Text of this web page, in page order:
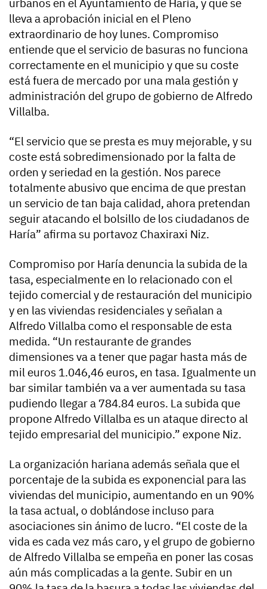
urbanos en el Ayuntamiento de Haría, y que se
lleva a aprobación inicial en el Pleno
extraordinario de hoy lunes. Compromiso
entiende que el servicio de basuras no funciona
correctamente en el municipio y que su coste
está fuera de mercado por una mala gestión y
administración del grupo de gobierno de Alfredo
Villalba.
“El servicio que se presta es muy mejorable, y su
coste está sobredimensionado por la falta de
orden y seriedad en la gestión. Nos parece
totalmente abusivo que encima de que prestan
un servicio de tan baja calidad, ahora pretendan
seguir atacando el bolsillo de los ciudadanos de
Haría” afirma su portavoz Chaxiraxi Niz.
Compromiso por Haría denuncia la subida de la
tasa, especialmente en lo relacionado con el
tejido comercial y de restauración del municipio
y en las viviendas residenciales y señalan a
Alfredo Villalba como el responsable de esta
medida. “Un restaurante de grandes
dimensiones va a tener que pagar hasta más de
mil euros 1.046,46 euros, en tasa. Igualmente un
bar similar también va a ver aumentada su tasa
pudiendo llegar a 784.84 euros. La subida que
propone Alfredo Villalba es un ataque directo al
tejido empresarial del municipio.” expone Niz.
La organización hariana además señala que el
porcentaje de la subida es exponencial para las
viviendas del municipio, aumentando en un 90%
la tasa actual, o doblándose incluso para
asociaciones sin ánimo de lucro. “El coste de la
vida es cada vez más caro, y el grupo de gobierno
de Alfredo Villalba se empeña en poner las cosas
aún más complicadas a la gente. Subir en un